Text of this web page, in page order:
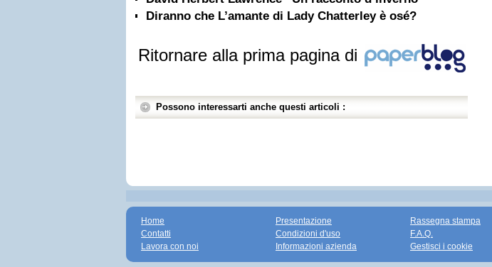
Diranno che L’amante di Lady Chatterley è osé?
Ritornare alla prima pagina di
Possono interessarti anche questi articoli :
Home
Contatti
Lavora con noi
Presentazione
Condizioni d'uso
Informazioni azienda
Rassegna stampa
F.A.Q.
Gestisci i cookie